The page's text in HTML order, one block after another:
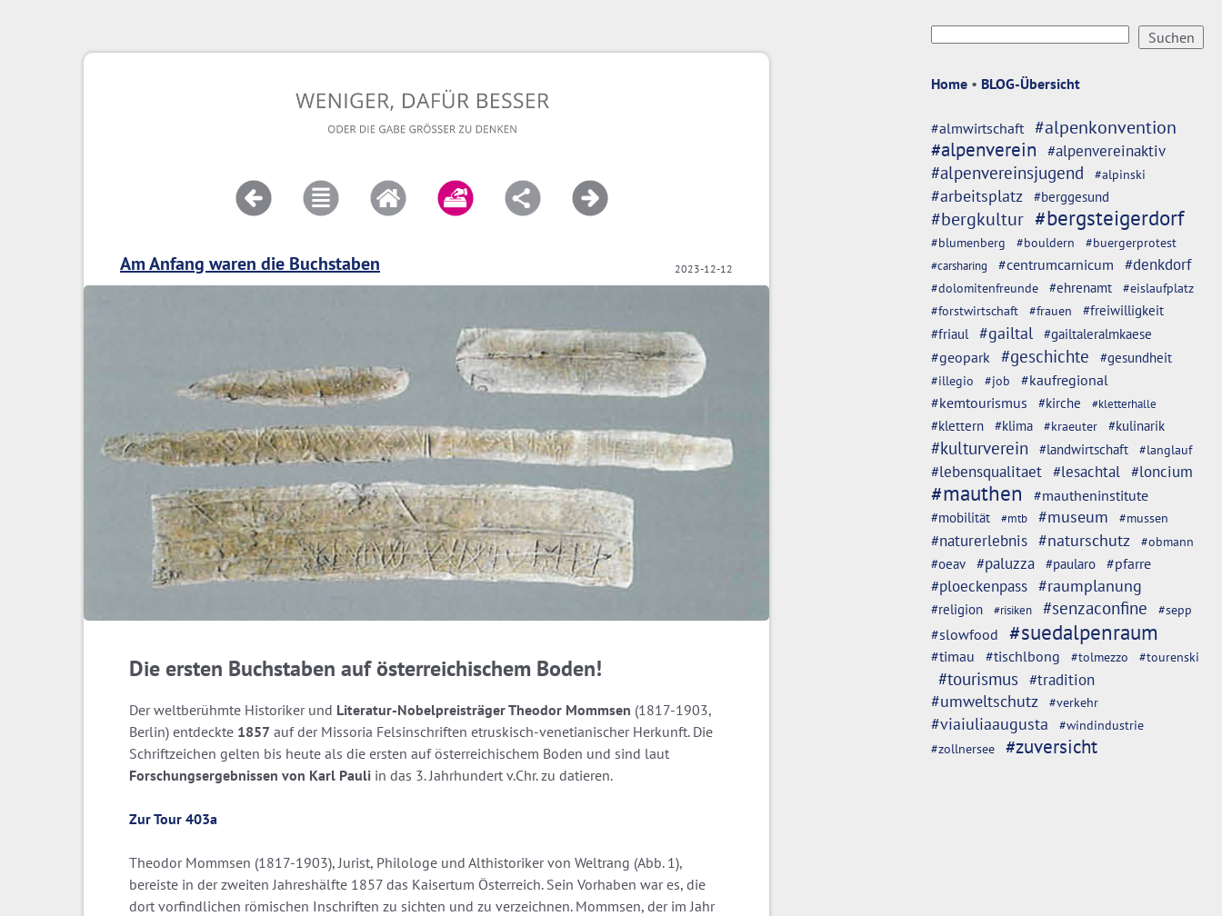
Home • BLOG-Übersicht
#almwirtschaft #alpenkonvention
#alpenverein #alpenvereinaktiv
#alpenvereinsjugend #alpinski
#arbeitsplatz #berggesund
#bergkultur #bergsteigerdorf
#blumenberg #bouldern
#buergerprotest
#carsharing
#centrumcarnicum #denkdorf
#dolomitenfreunde #ehrenamt
#eislaufplatz
#forstwirtschaft
#frauen
#freiwilligkeit
#friaul
#gailtal #gailtaleralmkaese
#geopark #geschichte #gesundheit
#illegio #job
#kaufregional
#kemtourismus
#kirche #kletterhalle
#klettern #klima #kraeuter #kulinarik
#kulturverein #landwirtschaft #langlauf
#lebensqualitaet #lesachtal #loncium
#mauthen #mautheninstitute
#mobilität #mtb #museum #mussen
#naturerlebnis #naturschutz #obmann
#oeav #paluzza #paularo #pfarre
#ploeckenpass #raumplanung
#religion #risiken #senzaconfine #sepp
#slowfood #suedalpenraum
#timau #tischlbong #tolmezzo #tourenski
#tourismus #tradition
#umweltschutz
#verkehr
#viaiuliaaugusta
#windindustrie
#zollnersee
#zuversicht
2023-12-12
Am Anfang waren die Buchstaben
Die ersten Buchstaben auf österreichischem Boden!
Der weltberühmte Historiker und Literatur-Nobelpreisträger Theodor Mommsen (1817-1903,
Berlin) entdeckte 1857 auf der Missoria Felsinschriften etruskisch-venetianischer Herkunft. Die
Schriftzeichen gelten bis heute als die ersten auf österreichischem Boden und sind laut
Forschungsergebnissen von Karl Pauli in das 3. Jahrhundert v.Chr. zu datieren.
Zur Tour 403a
Theodor Mommsen (1817-1903), Jurist, Philologe und Althistoriker von Weltrang (Abb. 1),
bereiste in der zweiten Jahreshälfte 1857 das Kaisertum Österreich. Sein Vorhaben war es, die
dort vorfindlichen römischen Inschriften zu sichten und zu verzeichnen. Mommsen, der im Jahr